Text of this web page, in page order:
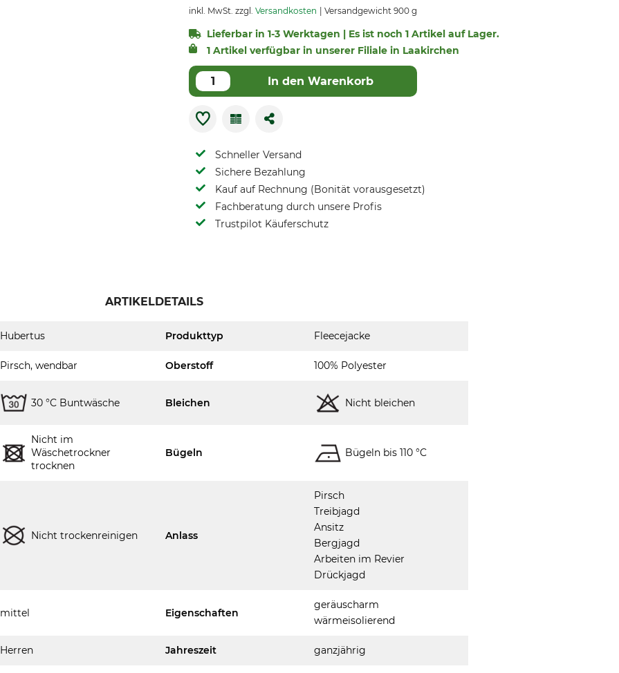
inkl. MwSt. zzgl. Versandkosten Versandgewicht 900 g
Lieferbar in 1-3 Werktagen | Es ist noch 1 Artikel auf Lager.
1 Artikel verfügbar in unserer Filiale in Laakirchen
In den Warenkorb
Schneller Versand
Sichere Bezahlung
Kauf auf Rechnung (Bonität vorausgesetzt)
Fachberatung durch unsere Profis
Trustpilot Käuferschutz
ARTIKELDETAILS
Hubertus Produkttyp Fleecejacke
Pirsch, wendbar Oberstoff 100% Polyester
30 °C Buntwäsche Bleichen Nicht bleichen
Nicht im
Wäschetrockner
trocknen
Bügeln Bügeln bis 110 °C
Nicht trockenreinigen Anlass
Pirsch
Treibjagd
Ansitz
Bergjagd
Arbeiten im Revier
Drückjagd
mittel Eigenschaften
geräuscharm
wärmeisolierend
Herren Jahreszeit ganzjährig